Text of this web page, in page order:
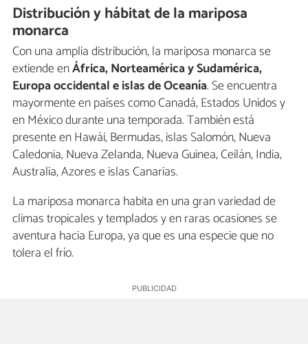
Distribución y hábitat de la mariposa
monarca
Con una amplia distribución, la mariposa monarca se
extiende enÁfrica, Norteamérica y Sudamérica,
Europa occidental e islas de Oceanía. Se encuentra
mayormente en países como Canadá, Estados Unidos y
en México durante una temporada. También está
presente en Hawái, Bermudas, islas Salomón, Nueva
Caledonia, Nueva Zelanda, Nueva Guinea, Ceilán, India,
Australia, Azores e islas Canarias.
La mariposa monarca habita en una gran variedad de
climas tropicales y templados y en raras ocasiones se
aventura hacia Europa, ya que es una especie que no
tolera el frío.